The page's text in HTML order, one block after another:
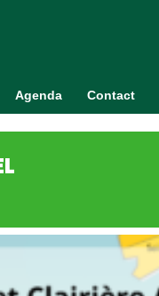
Agenda Contact